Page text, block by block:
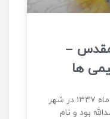
مقدس –
ها
حسن محمدرحیمی‌ها در اول دی ماه ۱۳۴۷ در شهر
بود و نام